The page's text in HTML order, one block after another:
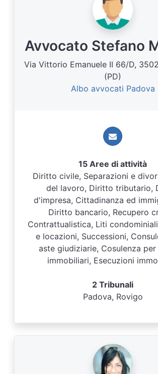
Avvocato Stefano
Via Vittorio Emanuele II 66/D,
(PD)
Albo avvocati Padova
15 Aree di attività
Diritto civile, Separazioni e
del lavoro, Diritto tributario,
d'impresa, Cittadinanza ed
Diritto bancario, Recupero
Contrattualistica, Liti
e locazioni, Successioni,
aste giudiziarie, Cosulenza
immobiliari, Esecuzioni
2 Tribunali
Padova, Rovigo